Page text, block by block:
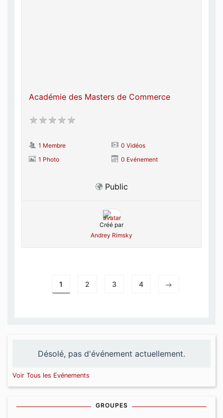
Académie des Masters de Commerce
1 Membre
0 Vidéos
1 Photo
0 Evénement
Public
Créé par
Andrey Rimsky
1 2 3 4
Désolé, pas d'événement actuellement.
Voir Tous les Evénements
GROUPES